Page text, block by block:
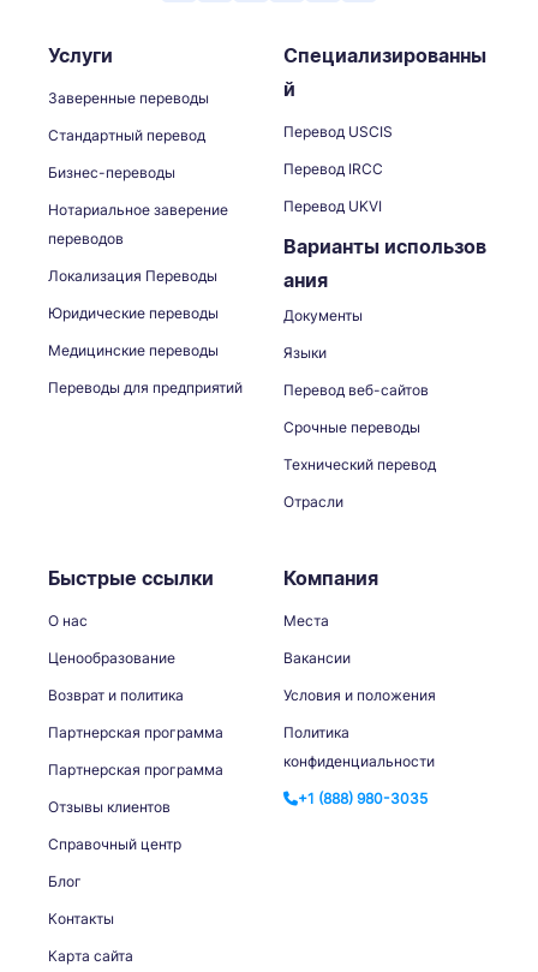
Услуги
Заверенные переводы
Стандартный перевод
Бизнес-переводы
Нотариальное заверение
переводов
Локализация Переводы
Юридические переводы
Медицинские переводы
Переводы для предприятий
Специализированны
й
Перевод USCIS
Перевод IRCC
Перевод UKVI
Варианты использов
ания
Документы
Языки
Перевод веб-сайтов
Срочные переводы
Технический перевод
Отрасли
Быстрые ссылки
О нас
Ценообразование
Возврат и политика
Партнерская программа
Партнерская программа
Отзывы клиентов
Справочный центр
Блог
Контакты
Карта сайта
Компания
Места
Вакансии
Условия и положения
Политика
конфиденциальности
+1 (888) 980-3035